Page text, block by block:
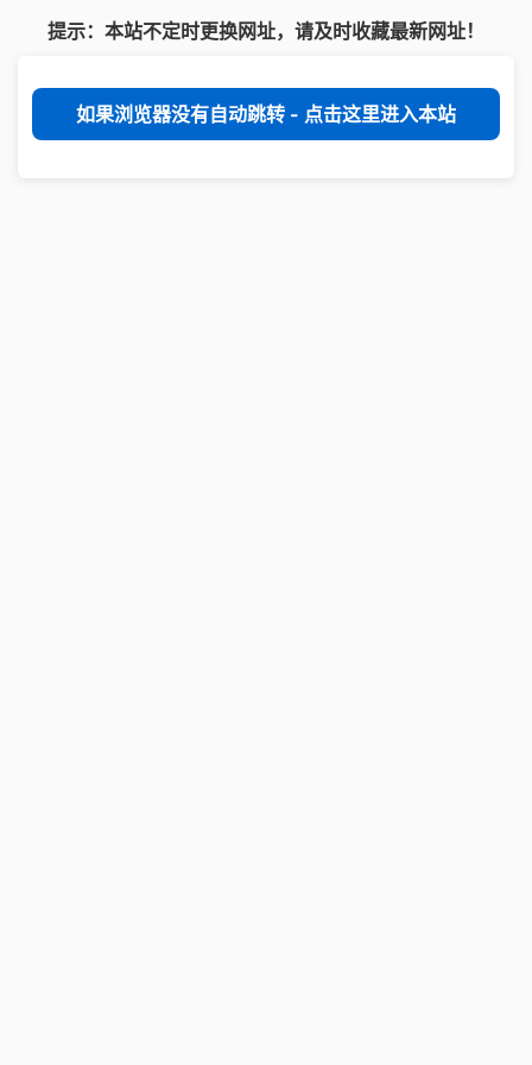
提示：本站不定时更换网址，请及时收藏最新网址！
如果浏览器没有自动跳转 - 点击这里进入本站